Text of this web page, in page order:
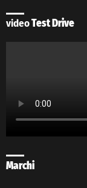
videoTest Drive
Marchi